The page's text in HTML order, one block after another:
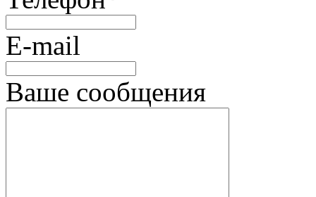
E-mail
Ваше сообщения